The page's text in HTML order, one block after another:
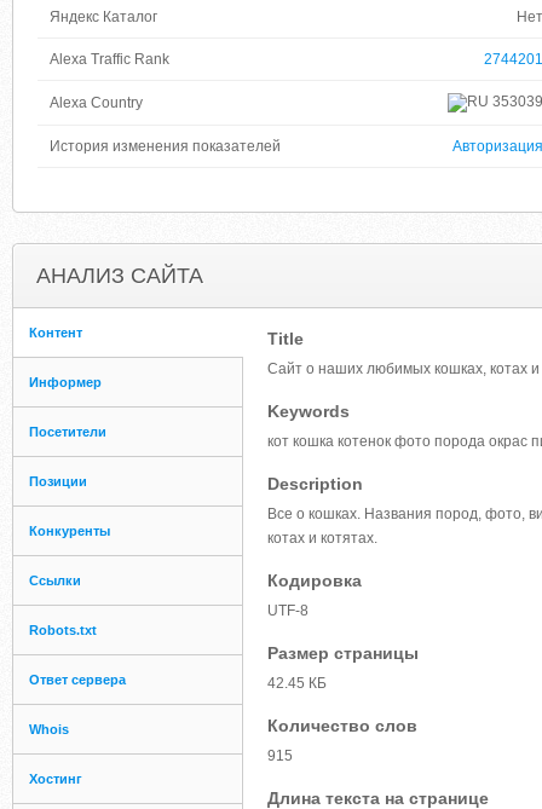
Яндекс Каталог Нет
Alexa Traffic Rank 2744201
Alexa Country 353039
История изменения показателей Авторизация
АНАЛИЗ САЙТА
Контент
Информер
Посетители
Позиции
Конкуренты
Ссылки
Robots.txt
Ответ сервера
Whois
Хостинг
Title
Сайт о наших любимых кошках, котах и
Keywords
кот кошка котенок фото порода окрас
Description
Все о кошках. Названия пород, фото,
котах и котятах.
Кодировка
UTF-8
Размер страницы
42.45 КБ
Количество слов
915
Длина текста на странице